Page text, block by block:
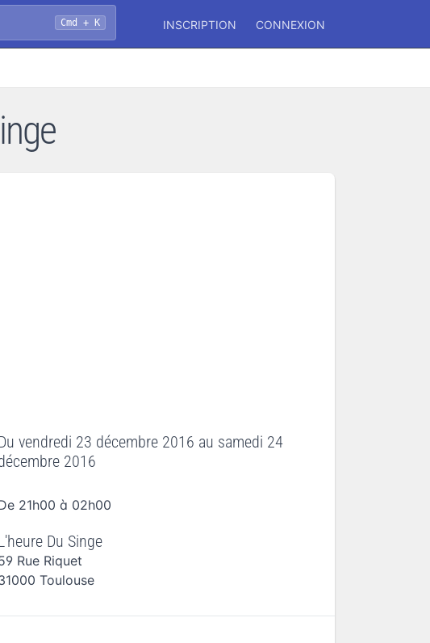
Cmd + K INSCRIPTION CONNEXION
vendredi 23 décembre 2016 au samedi 24
2016
21h00 à 02h00
Du Singe
Rue Riquet
Toulouse